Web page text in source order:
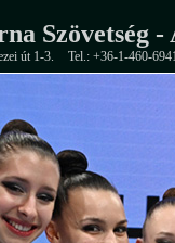
Szövetség -
út 1-3. Tel.: +36-1-460-